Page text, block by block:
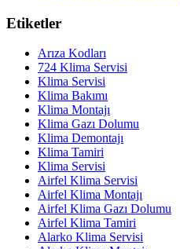
Etiketler
Arıza Kodları
724 Klima Servisi
Klima Servisi
Klima Bakımı
Klima Montajı
Klima Gazı Dolumu
Klima Demontajı
Klima Tamiri
Klima Servisi
Airfel Klima Servisi
Airfel Klima Montajı
Airfel Klima Gazı Dolumu
Airfel Klima Tamiri
Alarko Klima Servisi